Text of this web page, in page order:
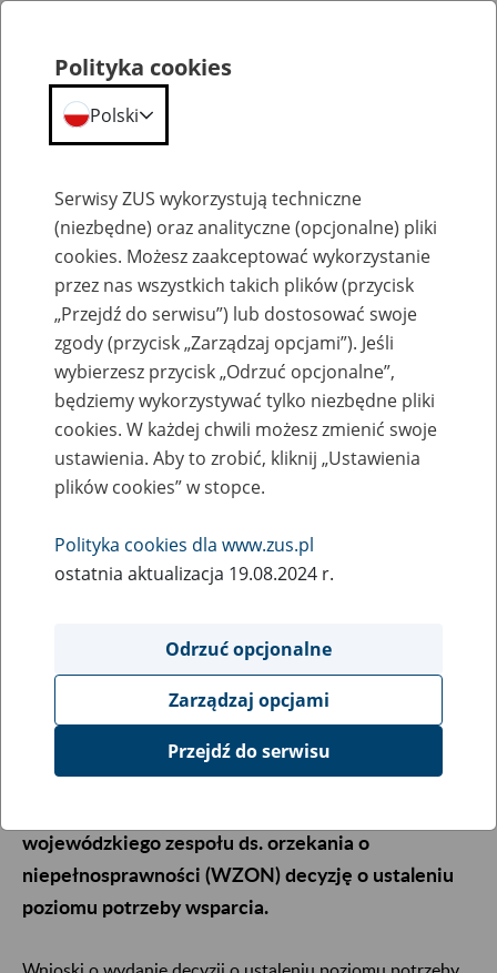
Aktualności
Świadczenie wspierające dla osób z
niepełnosprawnością
29
grudnia
2023
Od 1 stycznia 2024 r. wchodzą w życie przepisy,
które wprowadzają świadczenie wspierające dla
osób z niepełnosprawnością. Będzie je przyznawać i
wypłacać Zakład Ubezpieczeń Społecznych. Aby
osoba z niepełnosprawnością mogła otrzymać to
wojewódzkiego zespołu ds. orzekania o
niepełnosprawności (WZON) decyzję o ustaleniu
poziomu potrzeby wsparcia.
Polityka cookies
Polski
Serwisy ZUS wykorzystują techniczne
(niezbędne) oraz analityczne (opcjonalne) pliki
cookies. Możesz zaakceptować wykorzystanie
przez nas wszystkich takich plików (przycisk
„Przejdź do serwisu”) lub dostosować swoje
zgody (przycisk „Zarządzaj opcjami”). Jeśli
wybierzesz przycisk „Odrzuć opcjonalne”,
będziemy wykorzystywać tylko niezbędne pliki
cookies. W każdej chwili możesz zmienić swoje
ustawienia. Aby to zrobić, kliknij „Ustawienia
plików cookies” w stopce.
Polityka cookies dla www.zus.pl
ostatnia aktualizacja 19.08.2024 r.
Odrzuć opcjonalne
Zarządzaj opcjami
Przejdź do serwisu